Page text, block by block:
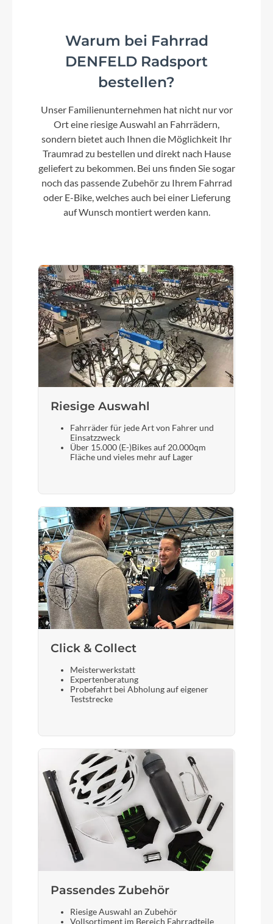
Warum bei Fahrrad
DENFELD Radsport
bestellen?
Unser Familienunternehmen hat nicht nur vor
Ort eine riesige Auswahl an Fahrrädern,
sondern bietet auch Ihnen die Möglichkeit Ihr
Traumrad zu bestellen und direkt nach Hause
geliefert zu bekommen. Bei uns finden Sie sogar
noch das passende Zubehör zu Ihrem Fahrrad
oder E-Bike, welches auch bei einer Lieferung
auf Wunsch montiert werden kann.
Riesige Auswahl
Fahrräder für jede Art von Fahrer und
Einsatzzweck
Über 15.000 (E-)Bikes auf 20.000qm
Fläche und vieles mehr auf Lager
Click & Collect
Meisterwerkstatt
Expertenberatung
Probefahrt bei Abholung auf eigener
Teststrecke
Passendes Zubehör
Riesige Auswahl an Zubehör
Vollsortiment im Bereich Fahrradteile